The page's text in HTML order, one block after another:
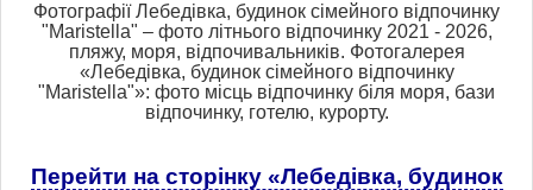
Фотографії Лебедівка, будинок сімейного відпочинку
"Maristella" – фото літнього відпочинку 2021 - 2026,
пляжу, моря, відпочивальників. Фотогалерея
«Лебедівка, будинок сімейного відпочинку
"Maristella"»: фото місць відпочинку біля моря, бази
відпочинку, готелю, курорту.
Перейти на сторінку «Лебедівка, будинок